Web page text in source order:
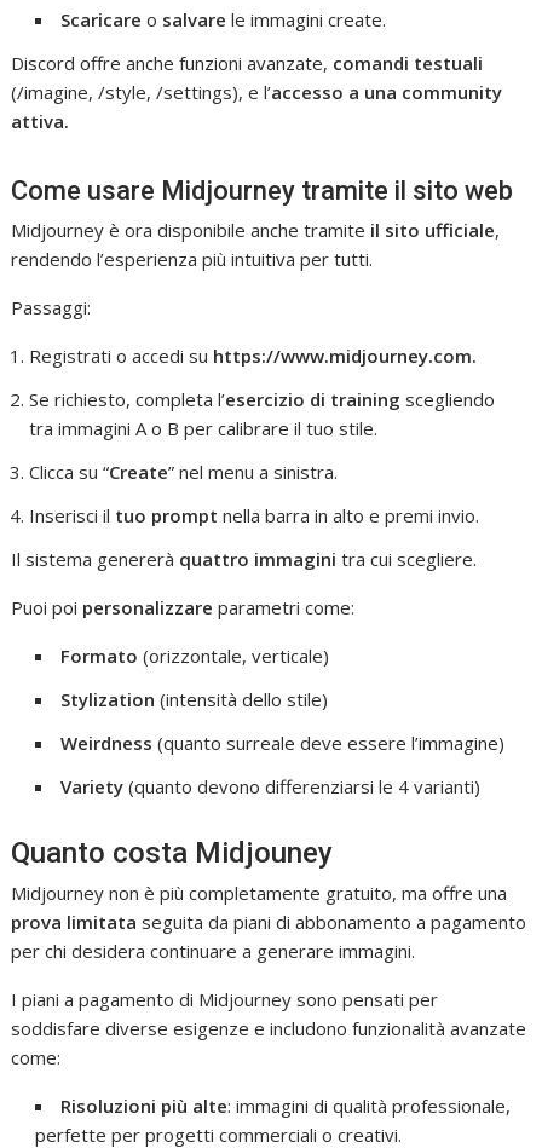
Scaricareo salvarele immagini create.
Discord offre anche funzioni avanzate, comandi testuali
(/imagine, /style, /settings), e l’accesso a una community
attiva.
Come usare Midjourney tramite il sito web
Midjourney è ora disponibile anche tramite il sito ufficiale,
rendendo l’esperienza più intuitiva per tutti.
Passaggi:
Registrati o accedi su https://www.midjourney.com.
Se richiesto, completa l’esercizio di trainingscegliendo
tra immagini A o B per calibrare il tuo stile.
Clicca su “Create” nel menu a sinistra.
Inserisci il tuo prompt nella barra in alto e premi invio.
Il sistema genererà quattro immagini tra cui scegliere.
Puoi poi personalizzareparametri come:
Formato (orizzontale, verticale)
Stylization (intensità dello stile)
Weirdness (quanto surreale deve essere l’immagine)
Variety (quanto devono differenziarsi le 4 varianti)
Quanto costa Midjouney
Midjourney non è più completamente gratuito, ma offre una
prova limitata seguita da piani di abbonamento a pagamento
per chi desidera continuare a generare immagini.
I piani a pagamento di Midjourney sono pensati per
soddisfare diverse esigenze e includono funzionalità avanzate
come:
Risoluzioni più alte: immagini di qualità professionale,
perfette per progetti commerciali o creativi.